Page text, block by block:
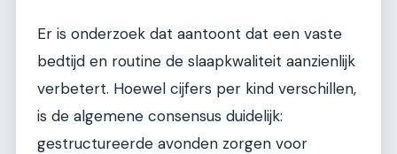
Er is onderzoek dat aantoont dat een vaste
bedtijd en routine de slaapkwaliteit aanzienlijk
verbetert. Hoewel cijfers per kind verschillen,
is de algemene consensus duidelijk:
gestructureerde avonden zorgen voor